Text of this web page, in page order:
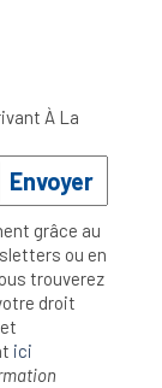
À La
Envoyer
grâce au
ou en
trouverez
droit
ici